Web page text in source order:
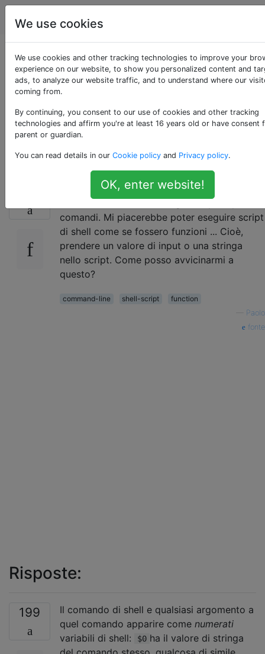
Unix & Linux
Come posso passare
un argomento della
riga di comando in
uno script di shell?
So che gli script di shell eseguono i comandi
come se fossero stati eseguiti al prompt dei
comandi. Mi piacerebbe poter eseguire script
di shell come se fossero funzioni ... Cioè,
prendere un valore di input o una stringa
nello script. Come posso avvicinarmi a
questo?
command-line shell-script
function
Paolo
fonte
Risposte:
199
Il comando di shell e qualsiasi argomento a
quel comando apparire come numerati
variabili di shell:
$0 ha il valore di stringa
We use cookies
We use cookies and other tracking technologies to improve your
experience on our website, to show you personalized content and
ads, to analyze our website traffic, and to understand where our
coming from.
By continuing, you consent to our use of cookies and other tracking
technologies and affirm you're at least 16 years old or have consent
parent or guardian.
You can read details in our Cookie policy and Privacy policy.
OK, enter website!